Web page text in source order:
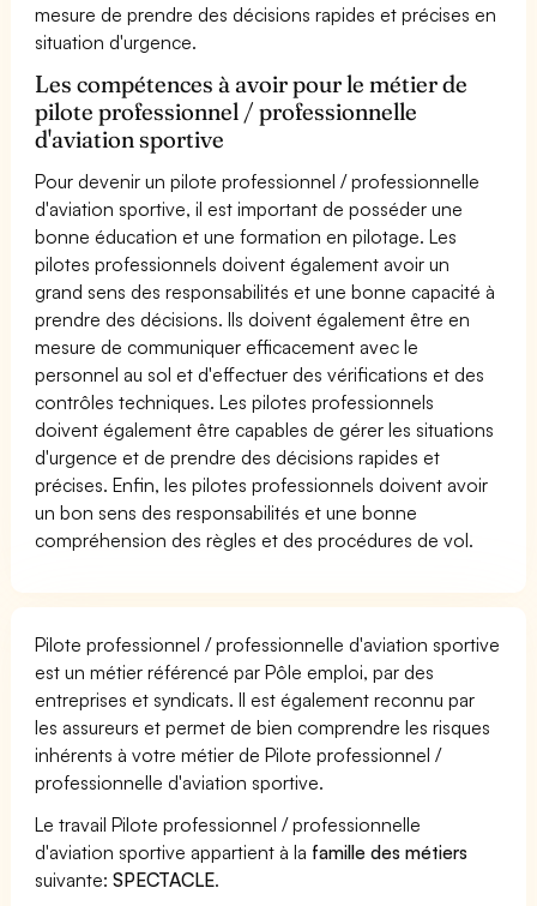
mesure de prendre des décisions rapides et précises en
situation d'urgence.
Les compétences à avoir pour le métier de
pilote professionnel / professionnelle
d'aviation sportive
Pour devenir un pilote professionnel / professionnelle
d'aviation sportive, il est important de posséder une
bonne éducation et une formation en pilotage. Les
pilotes professionnels doivent également avoir un
grand sens des responsabilités et une bonne capacité à
prendre des décisions. Ils doivent également être en
mesure de communiquer efficacement avec le
personnel au sol et d'effectuer des vérifications et des
contrôles techniques. Les pilotes professionnels
doivent également être capables de gérer les situations
d'urgence et de prendre des décisions rapides et
précises. Enfin, les pilotes professionnels doivent avoir
un bon sens des responsabilités et une bonne
compréhension des règles et des procédures de vol.
Pilote professionnel / professionnelle d'aviation sportive
est un métier référencé par Pôle emploi, par des
entreprises et syndicats. Il est également reconnu par
les assureurs et permet de bien comprendre les risques
inhérents à votre métier de Pilote professionnel /
professionnelle d'aviation sportive.
Le travail Pilote professionnel / professionnelle
d'aviation sportive appartient à la famille des métiers
suivante:SPECTACLE.